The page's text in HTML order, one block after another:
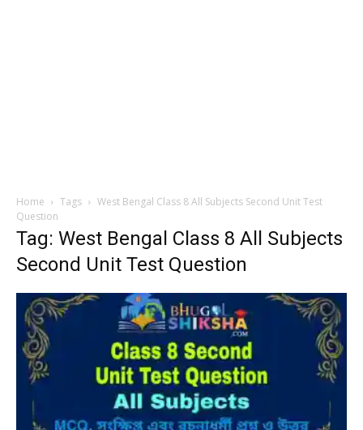
Home Tags
West Bengal Class 8 All Subjects Second Unit Test
Question
Tag: West Bengal Class 8 All Subjects
Second Unit Test Question